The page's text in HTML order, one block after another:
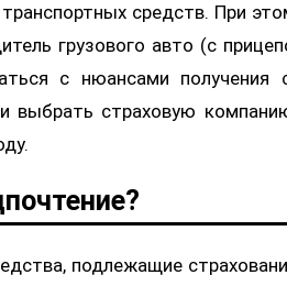
средств. При
грузового авто (с
с нюансами получения
выбрать страховую
подлежащие